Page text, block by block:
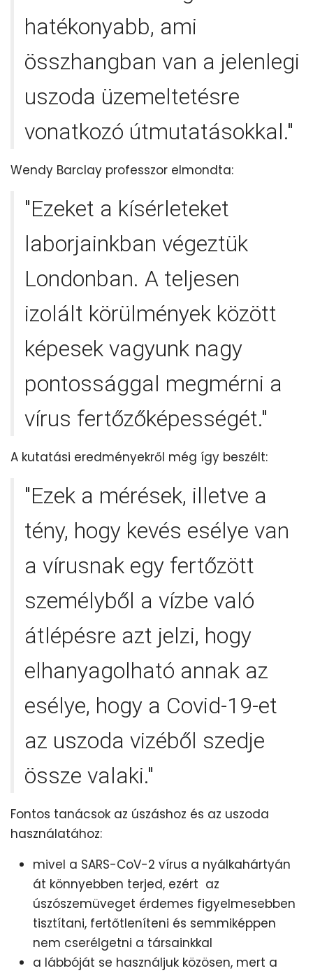
hatékonyabb, ami
összhangban van a jelenlegi
uszoda üzemeltetésre
vonatkozó útmutatásokkal."
Wendy Barclay professzor elmondta:
"Ezeket a kísérleteket
laborjainkban végeztük
Londonban. A teljesen
izolált körülmények között
képesek vagyunk nagy
pontossággal megmérni a
vírus fertőzőképességét."
A kutatási eredményekről még így beszélt:
"Ezek a mérések, illetve a
tény, hogy kevés esélye van
a vírusnak egy fertőzött
személyből a vízbe való
átlépésre azt jelzi, hogy
elhanyagolható annak az
esélye, hogy a Covid-19-et
az uszoda vizéből szedje
össze valaki."
Fontos tanácsok az úszáshoz és az uszoda
használatához:
mivel a SARS-CoV-2 vírus a nyálkahártyán
át könnyebben terjed, ezért az
úszószemüveget érdemes figyelmesebben
tisztítani, fertőtleníteni és semmiképpen
nem cserélgetni a társainkkal
a lábbóját se használjuk közösen, mert a